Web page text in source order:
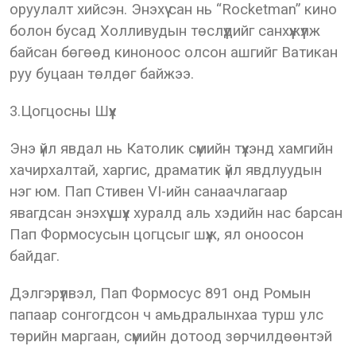
оруулалт хийсэн. Энэхүү сан нь “Rocketman” кино
болон бусад Холливудын төслүүдийг санхүүжүүлж
байсан бөгөөд киноноос олсон ашгийг Ватикан
руу буцаан төлдөг байжээ.
3.Цогцосны Шүүх
Энэ үйл явдал нь Католик сүмийн түүхэнд хамгийн
хачирхалтай, харгис, драматик үйл явдлуудын
нэг юм. Пап Стивен VI-ийн санаачлагаар
явагдсан энэхүү шүүх хуралд аль хэдийн нас барсан
Пап Формосусын цогцсыг шүүж, ял оноосон
байдаг.
Дэлгэрүүлвэл, Пап Формосус 891 онд Ромын
папаар сонгогдсон ч амьдралынхаа турш улс
төрийн маргаан, сүмийн дотоод зөрчилдөөнтэй